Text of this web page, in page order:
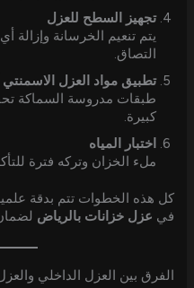
تجهيز السطح للعزل
يتم تنعيم الخرسانة
التصاق.
تطبيق مواد العزل الاسمنتي
طبقات مدروسة السماكة
كبيرة.
اختبار المياه
ملء الخزان وتركه فترة
كل هذه الخطوات تتم بدقة
في عزل خزانات بالرياض
الفرق بين العزل الداخلي